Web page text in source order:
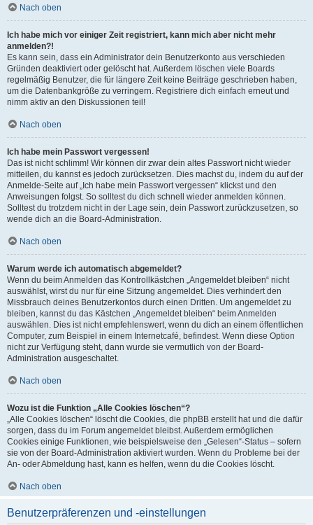
Nach oben
Ich habe mich vor einiger Zeit registriert, kann mich aber nicht mehr
anmelden?!
Es kann sein, dass ein Administrator dein Benutzerkonto aus verschieden
Gründen deaktiviert oder gelöscht hat. Außerdem löschen viele Boards
regelmäßig Benutzer, die für längere Zeit keine Beiträge geschrieben haben,
um die Datenbankgröße zu verringern. Registriere dich einfach erneut und
nimm aktiv an den Diskussionen teil!
Nach oben
Ich habe mein Passwort vergessen!
Das ist nicht schlimm! Wir können dir zwar dein altes Passwort nicht wieder
mitteilen, du kannst es jedoch zurücksetzen. Dies machst du, indem du auf der
Anmelde-Seite auf „Ich habe mein Passwort vergessen“ klickst und den
Anweisungen folgst. So solltest du dich schnell wieder anmelden können.
Solltest du trotzdem nicht in der Lage sein, dein Passwort zurückzusetzen, so
wende dich an die Board-Administration.
Nach oben
Warum werde ich automatisch abgemeldet?
Wenn du beim Anmelden das Kontrollkästchen „Angemeldet bleiben“ nicht
auswählst, wirst du nur für eine Sitzung angemeldet. Dies verhindert den
Missbrauch deines Benutzerkontos durch einen Dritten. Um angemeldet zu
bleiben, kannst du das Kästchen „Angemeldet bleiben“ beim Anmelden
auswählen. Dies ist nicht empfehlenswert, wenn du dich an einem öffentlichen
Computer, zum Beispiel in einem Internetcafé, befindest. Wenn diese Option
nicht zur Verfügung steht, dann wurde sie vermutlich von der Board-
Administration ausgeschaltet.
Nach oben
Wozu ist die Funktion „Alle Cookies löschen“?
„Alle Cookies löschen“ löscht die Cookies, die phpBB erstellt hat und die dafür
sorgen, dass du im Forum angemeldet bleibst. Außerdem ermöglichen
Cookies einige Funktionen, wie beispielsweise den „Gelesen“-Status – sofern
sie von der Board-Administration aktiviert wurden. Wenn du Probleme bei der
An- oder Abmeldung hast, kann es helfen, wenn du die Cookies löscht.
Nach oben
Benutzerpräferenzen und -einstellungen